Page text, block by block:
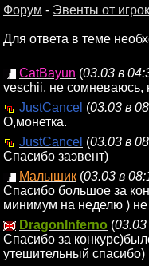
Форум - Эвенты от
Для ответа в теме
CatBayun (03.03 в
veschii, не сомневаюсь,
JustCancel (03.03 в
О,монетка.
JustCancel (03.03 в
Спасибо заэвент)
Малышик (03.03 в
Спасибо большое за
минимум на неделю ) не
DragonInferno (03.03
Спасибо за
утешительный спасибо)